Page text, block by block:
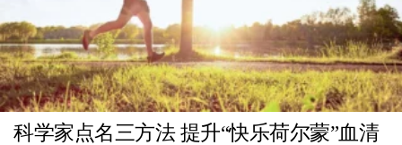
科学家点名三方法 提升“快乐荷尔蒙”血清